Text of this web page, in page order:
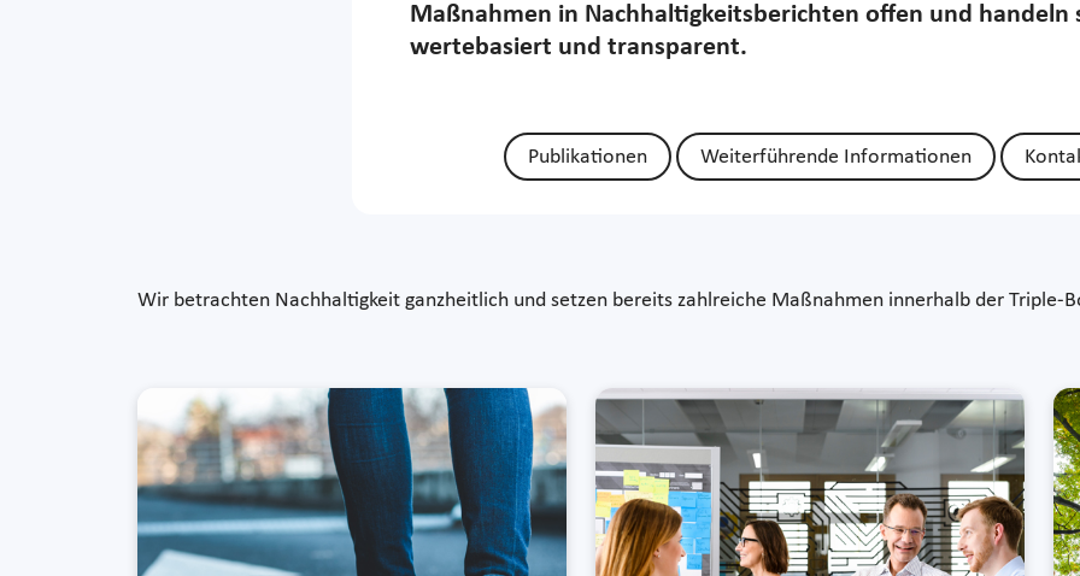
Maßnahmen in Nachhaltigkeitsberichten offen und handeln
wertebasiert und transparent.​
Publikationen Weiterführende Informationen
Wir betrachten Nachhaltigkeit ganzheitlich und setzen bereits zahlreiche Maßnahmen innerhalb der Triple-